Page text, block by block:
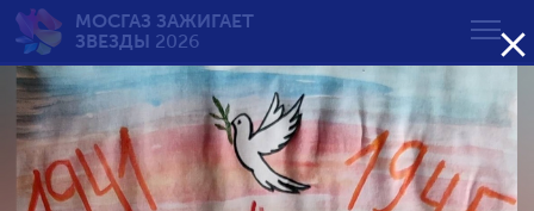
МОСГАЗ ЗАЖИГАЕТ
ЗВЕЗДЫ 2026 
Вечный огонь — вечная
память